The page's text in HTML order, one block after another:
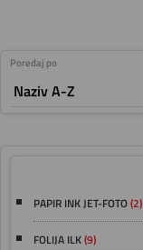
Poredaj po
PAPIR INK JET-FOTO(2)
FOLIJA ILK(9)